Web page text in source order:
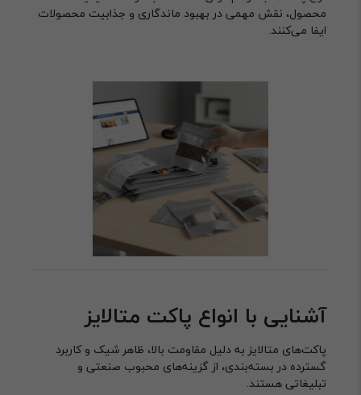
محصول، نقش مهمی در بهبود ماندگاری و جذابیت محصولات
ایفا می‌کنند.
آشنایی با انواع پاکت متالایز
پاکت‌های متالایز به دلیل مقاومت بالا، ظاهر شیک و کاربرد
گسترده در بسته‌بندی، از گزینه‌های محبوب صنعتی و
تبلیغاتی هستند.